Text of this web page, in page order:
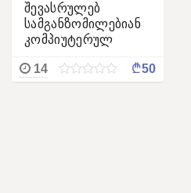
შევასრულებ
სამგანზომილებიან
კომპიუტერულ
(3dsmax 2014)
14 ¢50